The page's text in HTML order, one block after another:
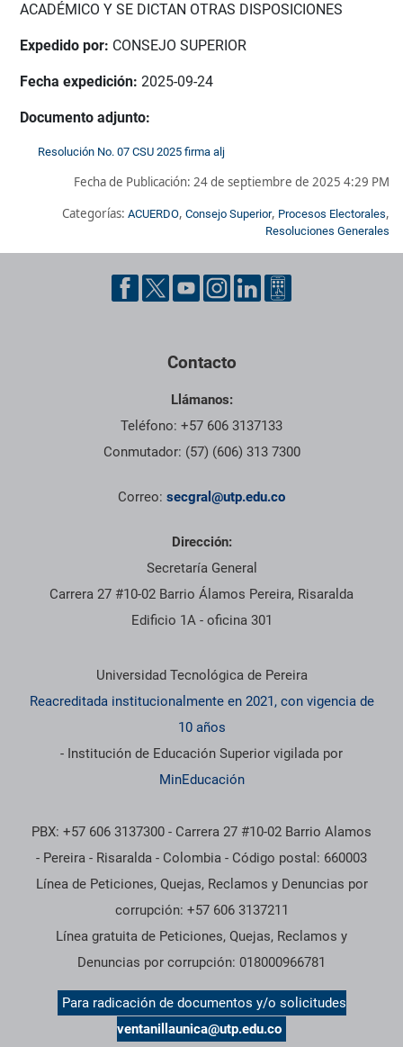
ACADÉMICO Y SE DICTAN OTRAS DISPOSICIONES
Expedido por: CONSEJO SUPERIOR
Fecha expedición: 2025-09-24
Documento adjunto:
Resolución No. 07 CSU 2025 firma alj
Fecha de Publicación: 24 de septiembre de 2025 4:29 PM
Categorías: ACUERDO, Consejo Superior, Procesos Electorales,
Resoluciones Generales
Pie de página con información de contacto, redes sociales y
Contacto
Llámanos:
Teléfono: +57 606 3137133
Conmutador: (57) (606) 313 7300
Correo: secgral@utp.edu.co
Dirección:
Secretaría General
Carrera 27 #10-02 Barrio Álamos Pereira, Risaralda
Edificio 1A - oficina 301
Información institucional
Universidad Tecnológica de Pereira
Reacreditada institucionalmente en 2021, con vigencia de
10 años
- Institución de Educación Superior vigilada por
MinEducación
PBX: +57 606 3137300 - Carrera 27 #10-02 Barrio Alamos
- Pereira - Risaralda - Colombia - Código postal: 660003
Línea de Peticiones, Quejas, Reclamos y Denuncias por
corrupción: +57 606 3137211
Línea gratuita de Peticiones, Quejas, Reclamos y
Denuncias por corrupción: 018000966781
Para radicación de documentos y/o solicitudes
ventanillaunica@utp.edu.co